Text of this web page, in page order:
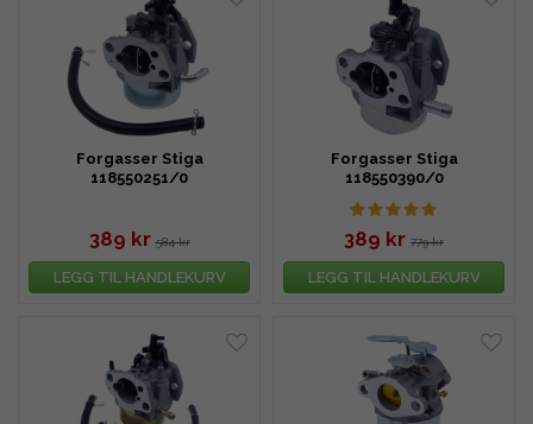
Forgasser Stiga
118550251/0
389 kr 584 kr
LEGG TIL HANDLEKURV
Forgasser Stiga
118550390/0
389 kr 779 kr
LEGG TIL HANDLEKURV